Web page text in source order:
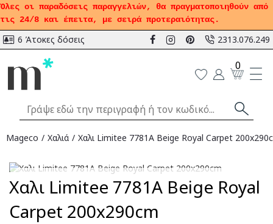
Όλες οι παραδόσεις παραγγελιών, θα πραγματοποιηθούν από
τις 24/8 και έπειτα, με σειρά προτεραιότητας.
6 Άτοκες δόσεις 2313.076.249
0
Mageco Χαλιά Χαλι Limitee 7781A Beige Royal Carpet
Αναμένεται
Χαλι Limitee 7781A Beige Royal
Carpet 200x290cm